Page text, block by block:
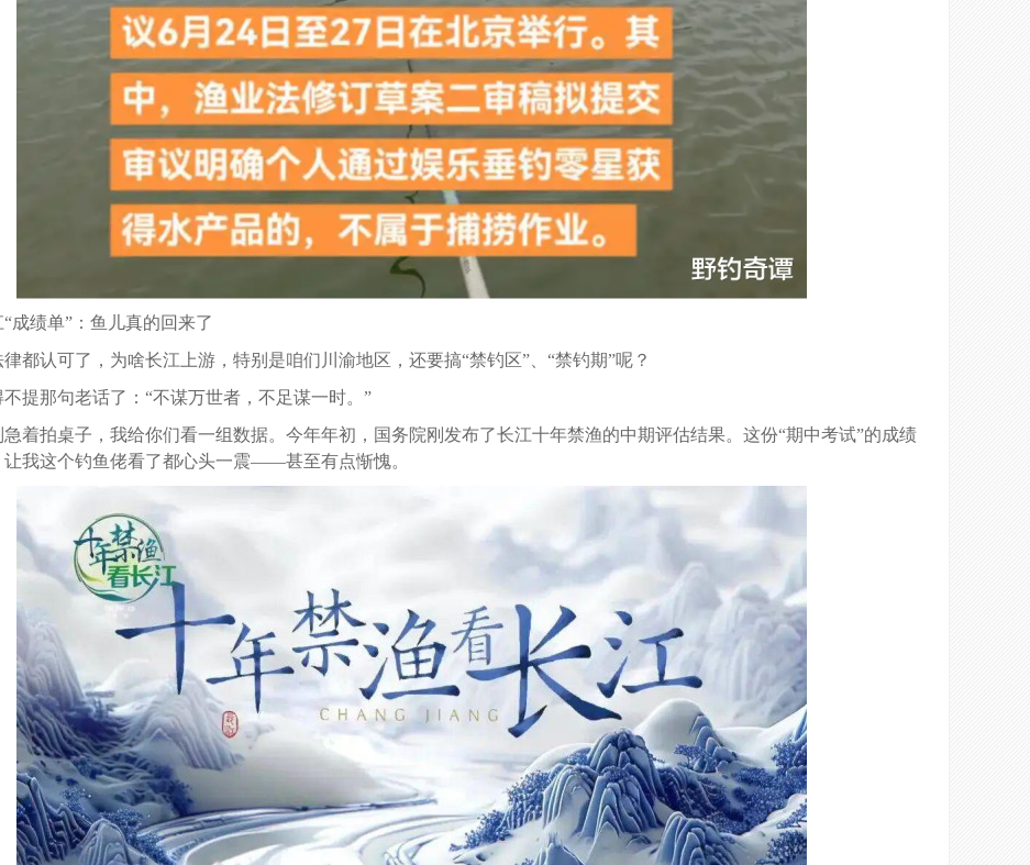
“成绩单”：鱼儿真的回来了
都认可了，为啥长江上游，特别是咱们川渝地区，还要搞“禁钓区”、“禁钓期”呢？
提那句老话了：“不谋万世者，不足谋一时。”
急着拍桌子，我给你们看一组数据。今年年初，国务院刚发布了长江十年禁渔的中期评估结果。这份“期中考试”的成绩
让我这个钓鱼佬看了都心头一震——甚至有点惭愧。